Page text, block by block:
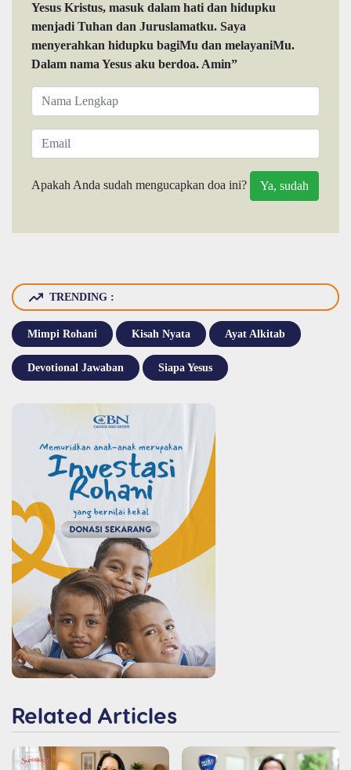
Yesus Kristus, masuk dalam hati dan hidupku
menjadi Tuhan dan Juruslamatku. Saya
menyerahkan hidupku bagiMu dan melayaniMu.
Dalam nama Yesus aku berdoa. Amin”
Apakah Anda sudah mengucapkan doa ini?
TRENDING :
Mimpi Rohani Kisah Nyata Ayat Alkitab
Devotional Jawaban Siapa Yesus
Related Articles